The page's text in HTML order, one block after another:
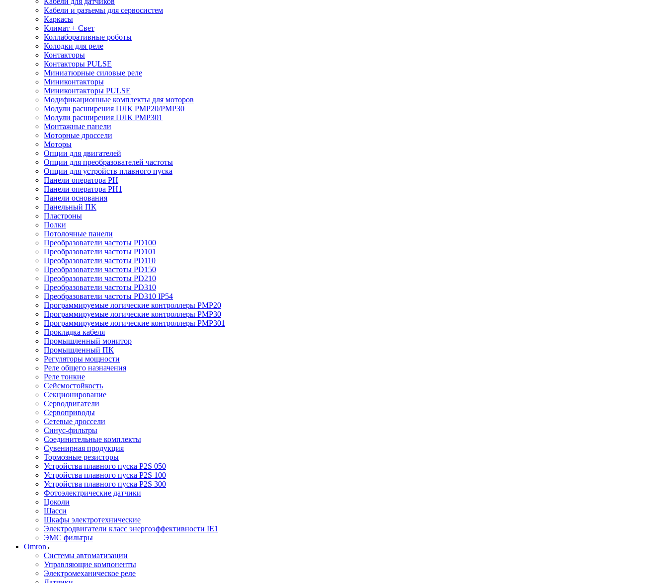
Кабели и разъемы для сервосистем
Каркасы
Климат + Свет
Коллаборативные роботы
Колодки для реле
Контакторы
Контакторы PULSE
Миниатюрные силовые реле
Миниконтакторы
Миниконтакторы PULSE
Модификационные комплекты для моторов
Модули расширения ПЛК PMP20/PMP30
Модули расширения ПЛК PMP301
Монтажные панели
Моторные дроссели
Моторы
Опции для двигателей
Опции для преобразователей частоты
Опции для устройств плавного пуска
Панели оператора PH
Панели оператора PH1
Панели основания
Панельный ПК
Пластроны
Полки
Потолочные панели
Преобразователи частоты PD100
Преобразователи частоты PD101
Преобразователи частоты PD110
Преобразователи частоты PD150
Преобразователи частоты PD210
Преобразователи частоты PD310
Преобразователи частоты PD310 IP54
Программируемые логические контроллеры PMP20
Программируемые логические контроллеры PMP30
Программируемые логические контроллеры PMP301
Прокладка кабеля
Промышленный монитор
Промышленный ПК
Регуляторы мощности
Реле общего назначения
Реле тонкие
Сейсмостойкость
Секционирование
Серводвигатели
Сервоприводы
Сетевые дроссели
Синус-фильтры
Соединительные комплекты
Сувенирная продукция
Тормозные резисторы
Устройства плавного пуска P2S 050
Устройства плавного пуска P2S 100
Устройства плавного пуска P2S 300
Фотоэлектрические датчики
Цоколи
Шасси
Шкафы электротехнические
Электродвигатели класс энергоэффективности IE1
ЭМС фильтры
Omron
Системы автоматизации
Управляющие компоненты
Электромеханическое реле